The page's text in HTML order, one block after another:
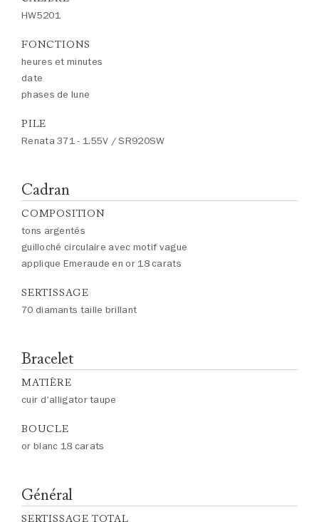
HW5201
FONCTIONS
heures et minutes
date
phases de lune
PILE
Renata 371 - 1.55V / SR920SW
Cadran
COMPOSITION
tons argentés
guilloché circulaire avec motif vague
applique Emeraude en or 18 carats
SERTISSAGE
70 diamants taille brillant
Bracelet
MATIÈRE
cuir d'alligator taupe
BOUCLE
or blanc 18 carats
Général
SERTISSAGE TOTAL